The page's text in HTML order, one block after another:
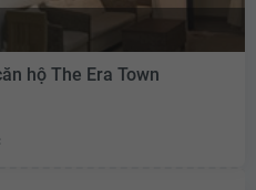
hộ The Era Town